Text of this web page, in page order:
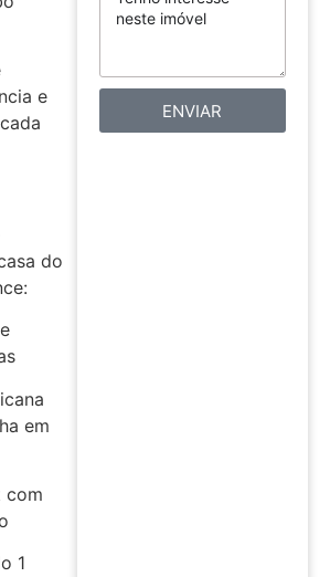
e
do
em
com
1
ENVIAR